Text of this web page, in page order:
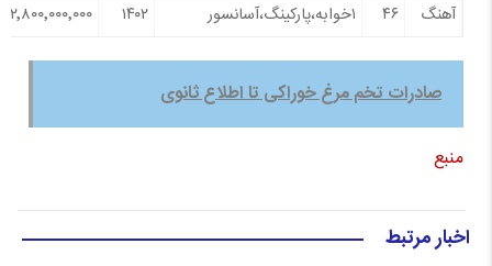
آهنگ
۴۶ ۱خوابه،پارکینگ،آسانسور ۱۴۰۲ ۲٬۸۰۰٬۰۰۰٬۰۰۰
صادرات تخم مرغ خوراکی تا اطلاع ثانوی
منبع
اخبار مرتبط